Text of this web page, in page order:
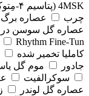
4MSK (پتاسیم ۴‑مِتوکسی‌سالیسیلات)
چرب
عصاره برگ
عصاره گل سوسن
Rhythm Fine‑Tun
کاملیا تخمیر شده
جادور
موم گل
سوکرالفیت
عصاره گل لوندر